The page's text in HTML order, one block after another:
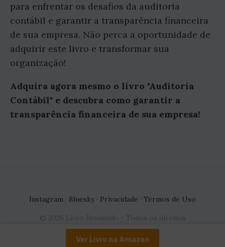
para enfrentar os desafios da auditoria
contábil e garantir a transparência financeira
de sua empresa. Não perca a oportunidade de
adquirir este livro e transformar sua
organização!
Adquira agora mesmo o livro "Auditoria
Contábil" e descubra como garantir a
transparência financeira de sua empresa!
Ver Livro na Amazon
Instagram · Bluesky· Privacidade · Termos de Uso
© 2026 Livro Resumido - Todos os direitos
reservados.